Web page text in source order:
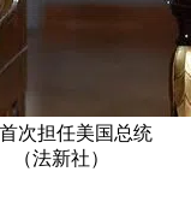
次担任美国总统
（法新社）